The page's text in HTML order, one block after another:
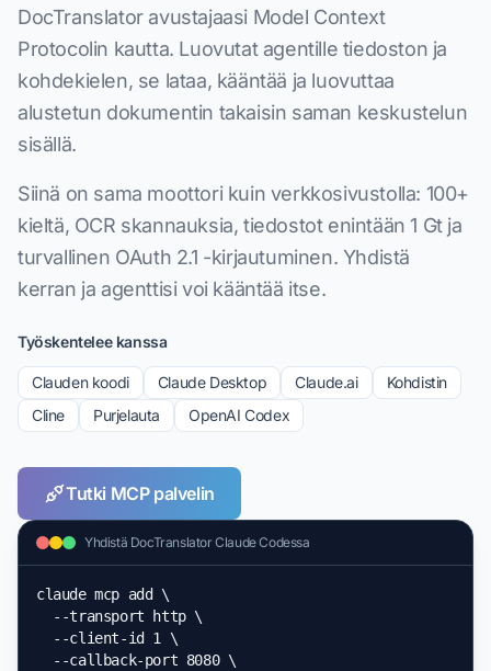
DocTranslator avustajaasi Model Context
Protocolin kautta. Luovutat agentille tiedoston ja
kohdekielen, se lataa, kääntää ja luovuttaa
alustetun dokumentin takaisin saman keskustelun
sisällä.
Siinä on sama moottori kuin verkkosivustolla: 100+
kieltä, OCR skannauksia, tiedostot enintään 1 Gt ja
turvallinen OAuth 2.1 -kirjautuminen. Yhdistä
kerran ja agenttisi voi kääntää itse.
Työskentelee kanssa
Clauden koodi Claude Desktop Claude.ai
Kohdistin
Cline
Purjelauta OpenAI Codex
Tutki MCP palvelin
Yhdistä DocTranslator Claude Codessa
claude mcp add \
  --transport http \
  --client-id 1 \
  --callback-port 8080 \